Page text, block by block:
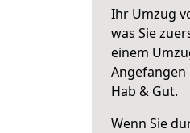
Ihr Umzug
was Sie
einem
Angefangen
Hab & Gut.
Wenn Sie